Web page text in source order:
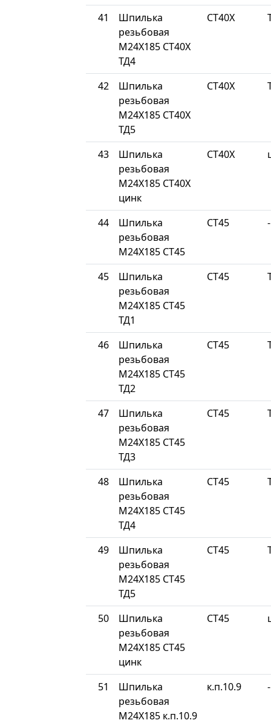
41
Шпилька
резьбовая
М24Х185 СТ40Х
ТД4
СТ40Х
42
Шпилька
резьбовая
М24Х185 СТ40Х
ТД5
СТ40Х
43
Шпилька
резьбовая
М24Х185 СТ40Х
цинк
СТ40Х
44
Шпилька
резьбовая
М24Х185 СТ45
СТ45 -
45
Шпилька
резьбовая
М24Х185 СТ45
ТД1
СТ45
46
Шпилька
резьбовая
М24Х185 СТ45
ТД2
СТ45
47
Шпилька
резьбовая
М24Х185 СТ45
ТД3
СТ45
48
Шпилька
резьбовая
М24Х185 СТ45
ТД4
СТ45
49
Шпилька
резьбовая
М24Х185 СТ45
ТД5
СТ45
50
Шпилька
резьбовая
М24Х185 СТ45
цинк
СТ45
51
Шпилька
резьбовая
М24Х185 к.п.10.9
к.п.10.9 -